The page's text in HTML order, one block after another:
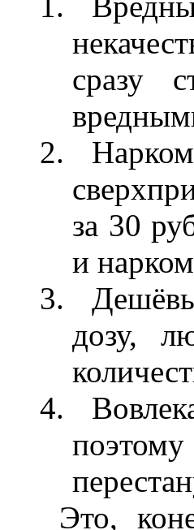
сразу
за 30
и
дозу,
Это,